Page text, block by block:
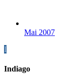
Mai 2007
I
Indiago